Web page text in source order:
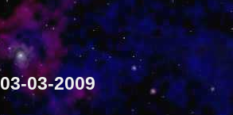
03-03-2009